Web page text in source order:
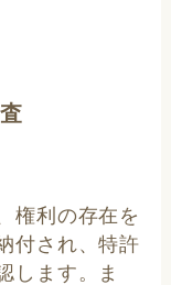
権利の存在を
付され、特許
します。ま